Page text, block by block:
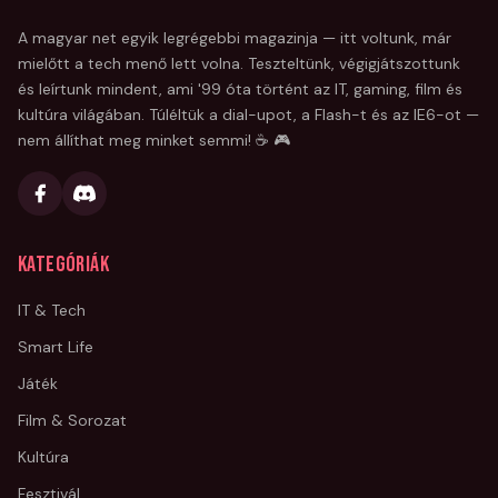
A magyar net egyik legrégebbi magazinja — itt voltunk, már
mielőtt a tech menő lett volna. Teszteltünk, végigjátszottunk
és leírtunk mindent, ami '99 óta történt az IT, gaming, film és
kultúra világában. Túléltük a dial-upot, a Flash-t és az IE6-ot —
nem állíthat meg minket semmi! ☕ 🎮
Kategóriák
IT & Tech
Smart Life
Játék
Film & Sorozat
Kultúra
Fesztivál